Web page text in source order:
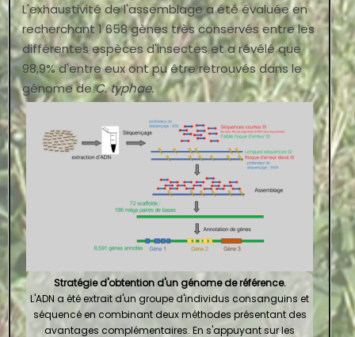
L'exhaustivité de l'assemblage a été évaluée en
recherchant 1 658 gènes très conservés entre les
différentes espèces d'insectes et a révélé que
98,9% d'entre eux ont pu être retrouvés dans le
génome deC. typhae.
Stratégie d'obtention d'un génome de référence.
L'ADN a été extrait d'un groupe d'individus consanguins et
séquencé en combinant deux méthodes présentant des
avantages complémentaires. En s'appuyant sur les